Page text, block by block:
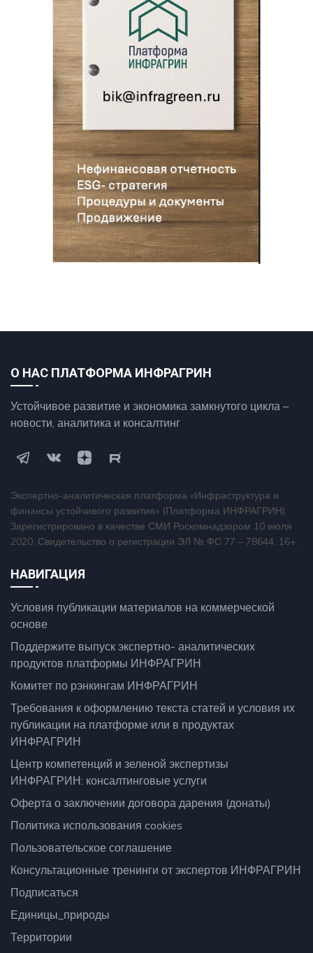
О НАС ПЛАТФОРМА ИНФРАГРИН
Устойчивое развитие и экономика замкнутого цикла –
новости, аналитика и консалтинг
Экспертно-аналитическая платформа «Инфраструктура и
финансы устойчивого развития» (Платформа ИНФРАГРИН).
Зарегистрировано в качестве СМИ Роскомнадзором 10 июля
2020. Свидетельство о регистрации ЭЛ № ФС 77 – 78644. 16+.
НАВИГАЦИЯ
Условия публикации материалов на коммерческой
основе
Поддержите выпуск экспертно- аналитических
продуктов платформы ИНФРАГРИН
Комитет по рэнкингам ИНФРАГРИН
Требования к оформлению текста статей и условия их
публикации на платформе или в продуктах
ИНФРАГРИН
Центр компетенций и зеленой экспертизы
ИНФРАГРИН: консалтинговые услуги
Оферта о заключении договора дарения (донаты)
Политика использования cookies
Пользовательское соглашение
Консультационные тренинги от экспертов ИНФРАГРИН
Подписаться
Единицы_природы
Территории